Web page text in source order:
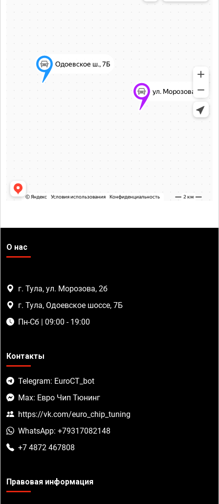
О нас
г. Тула, ул. Морозова, 2б
г. Тула, Одоевское шоссе, 7Б
Пн-Сб | 09:00 - 19:00
Контакты
Telegram: EuroCT_bot
Max: Евро Чип Тюнинг
https://vk.com/euro_chip_tuning
WhatsApp: +79317082148
+7 4872 467808
Правовая информация